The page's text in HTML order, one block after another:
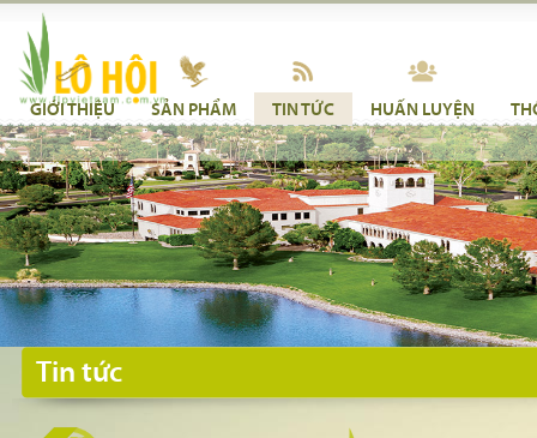
GIỚI THIỆU SẢN PHẨM TIN TỨC HUẤN LUYỆN
Tin tức